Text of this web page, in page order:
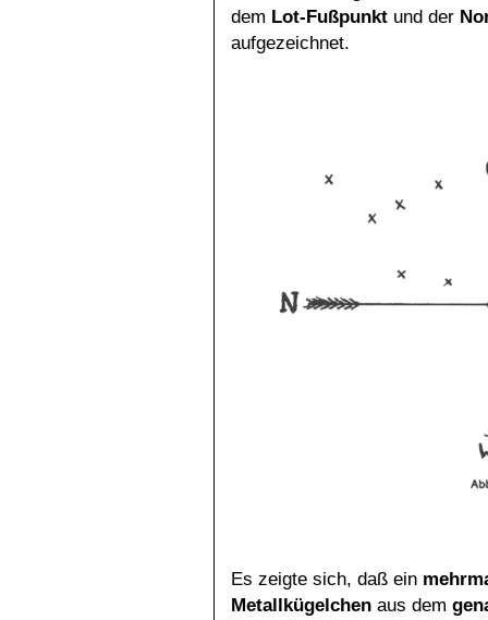
dem Lot-Fußpunkt und der
aufgezeichnet.
Es zeigte sich, daß ein
Metallkügelchen aus dem